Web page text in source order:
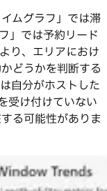
ムグラフ」では滞
」では予約リード
り、エリアにおけ
どうかを判断する
自分がホストした
受け付けていない
る可能性がありま